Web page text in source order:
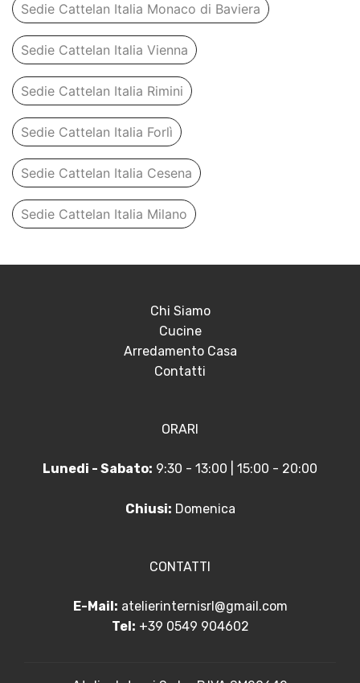
Sedie Cattelan Italia Monaco di Baviera
Sedie Cattelan Italia Vienna
Sedie Cattelan Italia Rimini
Sedie Cattelan Italia Forlì
Sedie Cattelan Italia Cesena
Sedie Cattelan Italia Milano
Chi Siamo
Cucine
Arredamento Casa
Contatti
ORARI
Lunedi - Sabato: 9:30 - 13:00 | 15:00 - 20:00
Chiusi: Domenica
CONTATTI
E-Mail: atelierinternisrl@gmail.com
Tel: +39 0549 904602